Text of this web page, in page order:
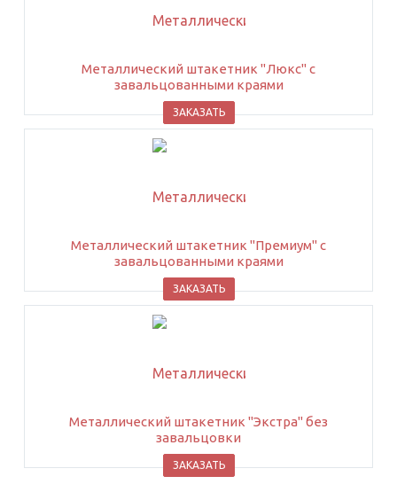
Металлический штакетник "Люкс" с
завальцованными краями
ЗАКАЗАТЬ
Металлический штакетник "Премиум" с
завальцованными краями
ЗАКАЗАТЬ
Металлический штакетник "Экстра" без
завальцовки
ЗАКАЗАТЬ